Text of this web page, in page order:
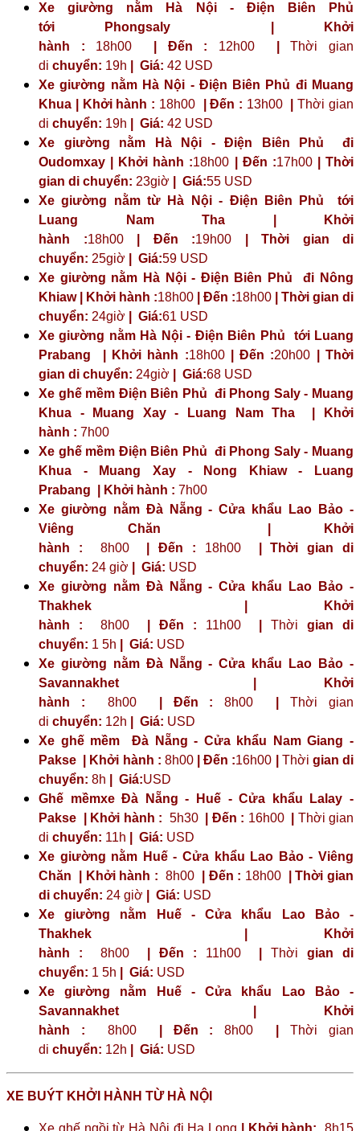
Xe giường nằm Hà Nội - Điện Biên Phủ
tới
Phongsaly | Khởi
hành : 18h00 | Đến : 12h00|Thời gian
di chuyển: 19h Giá: 42 USD
Xe giường nằm Hà Nội - Điện Biên Phủ đi Muang
Khua | Khởi hành : 18h00| Đến : 13h00|Thời gian
di chuyển: 19h Giá: 42 USD
Xe giường nằm Hà Nội - Điện Biên Phủ đi
Oudomxay | Khởi hành :18h00 | Đến :17h00| Thời
gian di chuyển: 23giờ | Giá:55 USD
Xe giường nằm từ Hà Nội - Điện Biên Phủ tới
Luang Nam Tha | Khởi
hành :18h00| Đến :19h00 | Thời gian di
chuyển: 25giờ | Giá:59 USD
Xe giường nằm Hà Nội - Điện Biên Phủ đi Nông
Khiaw | Khởi hành :18h00 | Đến :18h00 | Thời gian di
chuyển: 24giờ | Giá:61 USD
Xe giường nằm Hà Nội - Điện Biên Phủ tới Luang
Prabang | Khởi hành :18h00| Đến :20h00 | Thời
gian di chuyển: 24giờ | Giá:68 USD
Xe ghế mềm Điện Biên Phủ đi Phong Saly - Muang
Khua - Muang Xay - Luang Nam Tha | Khởi
hành : 7h00
Xe ghế mềm Điện Biên Phủ đi Phong Saly - Muang
Khua - Muang Xay - Nong Khiaw - Luang
Prabang | Khởi hành : 7h00
Xe giường nằm Đà Nẵng - Cửa khẩu Lao Bảo -
Viêng Chăn | Khởi
hành : 8h00| Đến : 18h00| Thời gian di
chuyển: 24 giờ | Giá: USD
Xe giường nằm Đà Nẵng - Cửa khẩu Lao Bảo -
Thakhek | Khởi
hành : 8h00 | Đến : 11h00 Thời gian di
chuyển: 1 5h Giá: USD
Xe giường nằm Đà Nẵng - Cửa khẩu Lao Bảo -
Savannakhet | Khởi
hành : 8h00| Đến : 8h00 |Thời gian
di chuyển: 12h Giá: USD
Xe ghế mềm Đà Nẵng - Cửa khẩu Nam Giang -
Pakse | Khởi hành : 8h00| Đến :16h00 Thời gian di
chuyển: 8h Giá:USD
Ghế mềmxe Đà Nẵng - Huế - Cửa khẩu Lalay -
Pakse | Khởi hành : 5h30| Đến : 16h00| Thời gian
di chuyển: 11h Giá: USD
Xe giường nằm Huế - Cửa khẩu Lao Bảo - Viêng
Chăn | Khởi hành : 8h00| Đến : 18h00| Thời gian
di chuyển: 24 giờ | Giá: USD
Xe giường nằm Huế - Cửa khẩu Lao Bảo -
Thakhek | Khởi
hành : 8h00 | Đến : 11h00 Thời gian di
chuyển: 1 5h Giá: USD
Xe giường nằm Huế - Cửa khẩu Lao Bảo -
Savannakhet | Khởi
hành : 8h00| Đến : 8h00 |Thời gian
di chuyển: 12h Giá: USD
XE BUÝT KHỞI HÀNH TỪ HÀ NỘI